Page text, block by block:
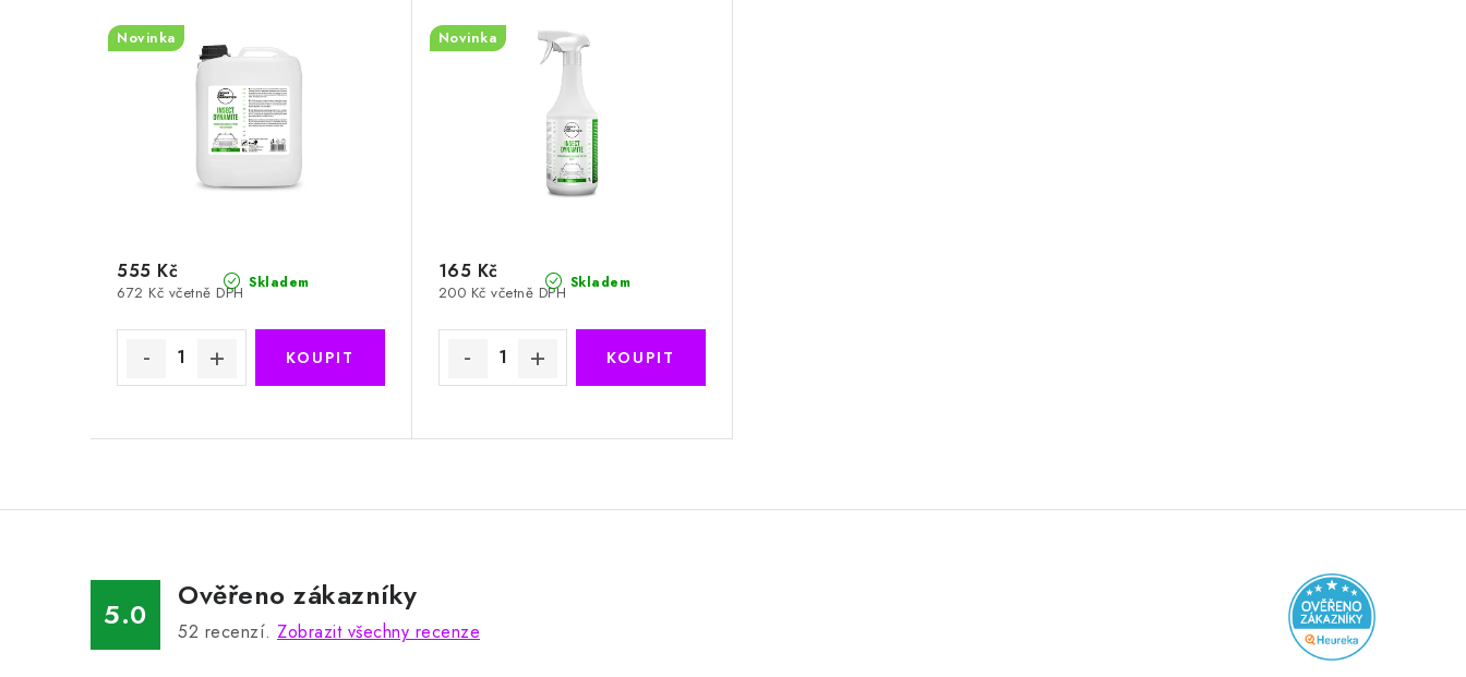
Novinka
Skladem
672 Kč včetně DPH
555 Kč
Novinka
Skladem
200 Kč včetně DPH
165 Kč
5.0
Ověřeno zákazníky
52 recenzí. Zobrazit všechny recenze